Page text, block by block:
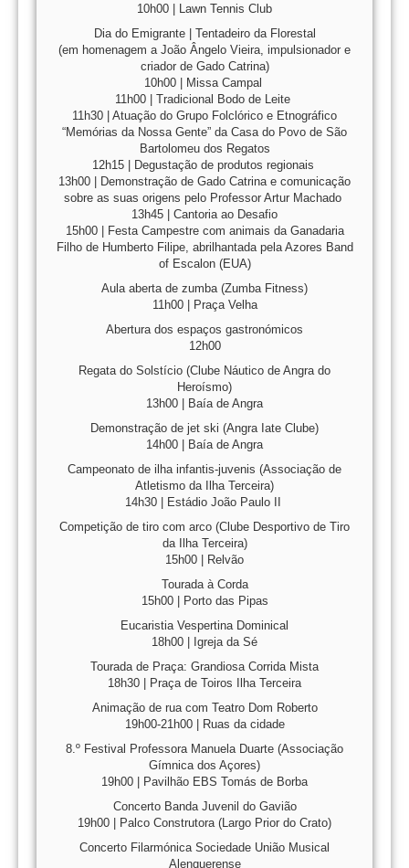
10h00 | Lawn Tennis Club
Dia do Emigrante | Tentadeiro da Florestal
(em homenagem a João Ângelo Vieira, impulsionador e
criador de Gado Catrina)
10h00 | Missa Campal
11h00 | Tradicional Bodo de Leite
11h30 | Atuação do Grupo Folclórico e Etnográfico
“Memórias da Nossa Gente” da Casa do Povo de São
Bartolomeu dos Regatos
12h15 | Degustação de produtos regionais
13h00 | Demonstração de Gado Catrina e comunicação
sobre as suas origens pelo Professor Artur Machado
13h45 | Cantoria ao Desafio
15h00 | Festa Campestre com animais da Ganadaria
Filho de Humberto Filipe, abrilhantada pela Azores Band
of Escalon (EUA)
Aula aberta de zumba (Zumba Fitness)
11h00 | Praça Velha
Abertura dos espaços gastronómicos
12h00
Regata do Solstício (Clube Náutico de Angra do
Heroísmo)
13h00 | Baía de Angra
Demonstração de jet ski (Angra Iate Clube)
14h00 | Baía de Angra
Campeonato de ilha infantis-juvenis (Associação de
Atletismo da Ilha Terceira)
14h30 | Estádio João Paulo II
Competição de tiro com arco (Clube Desportivo de Tiro
da Ilha Terceira)
15h00 | Relvão
Tourada à Corda
15h00 | Porto das Pipas
Eucaristia Vespertina Dominical
18h00 | Igreja da Sé
Tourada de Praça: Grandiosa Corrida Mista
18h30 | Praça de Toiros Ilha Terceira
Animação de rua com Teatro Dom Roberto
19h00-21h00 | Ruas da cidade
8.º Festival Professora Manuela Duarte (Associação
Gímnica dos Açores)
19h00 | Pavilhão EBS Tomás de Borba
Concerto Banda Juvenil do Gavião
19h00 | Palco Construtora (Largo Prior do Crato)
Concerto Filarmónica Sociedade União Musical
Alenquerense